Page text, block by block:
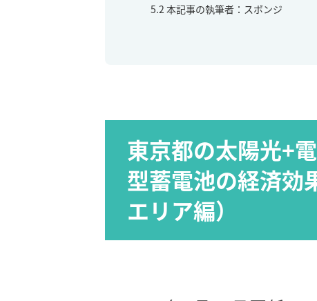
5.2 本記事の執筆者：スポンジ
東京都の太陽光+
型蓄電池の経済効
エリア編）